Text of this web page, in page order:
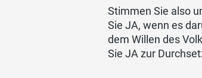
Stimmen Sie also
Sie JA, wenn es
dem Willen des
Sie JA zur